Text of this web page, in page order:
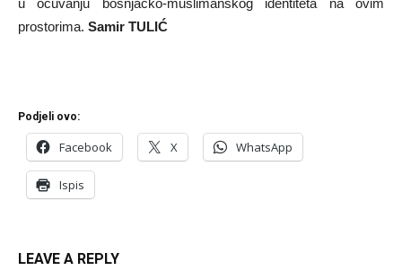
u očuvanju bošnjačko-muslimanskog identiteta na ovim
prostorima. Samir TULIĆ
Podjeli ovo:
Facebook X WhatsApp
Ispis
LEAVE A REPLY